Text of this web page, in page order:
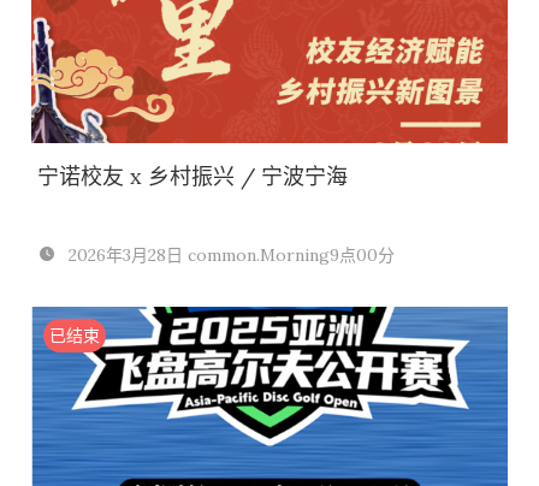
宁诺校友 x 乡村振兴 / 宁波宁海
2026年3月28日 common.Morning9点00分
已结束